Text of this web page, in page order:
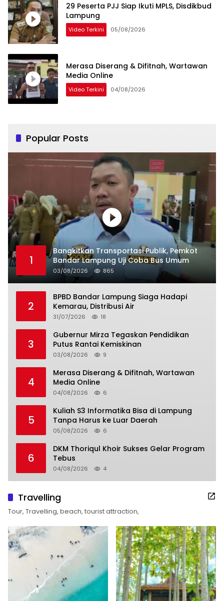
29 Peserta PJJ Siap Ikuti MPLS, Disdikbud
Lampung
Video Terkini 05/08/2026
Merasa Diserang & Difitnah, Wartawan
Media Online
Video Terkini 04/08/2026
Popular Posts
1
Bangkitkan Transportasi Publik, Pemkot
Bandar Lampung Uji Coba Bus Umum
03/08/2026 865
2
BPBD Bandar Lampung Siaga Hadapi
Kemarau, Distribusi Air
31/07/2026 18
3
Gubernur Mirza Tegaskan Pendidikan
Putus Rantai Kemiskinan
03/08/2026 9
4
Merasa Diserang & Difitnah, Wartawan
Media Online
04/08/2026 6
5
Kuliah S3 Informatika Bisa di Lampung
Tanpa Harus ke Luar Daerah
05/08/2026 6
6
DKM Thoriqul Khoir Sukses Gelar Program
Tebus
04/08/2026 4
Travelling
Tour, Travelling, beach, tourist attraction,